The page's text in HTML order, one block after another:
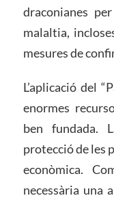
draconianes
malaltia,
mesures de
L’aplicació del
enormes
ben fundada.
protecció de les
econòmica.
necessària una